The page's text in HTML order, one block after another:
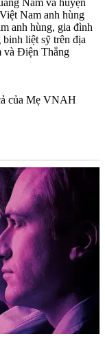
Nam anh hùng
anh hùng, gia đình
liệt sỹ trên địa
và Điện Thắng
của Mẹ VNAH